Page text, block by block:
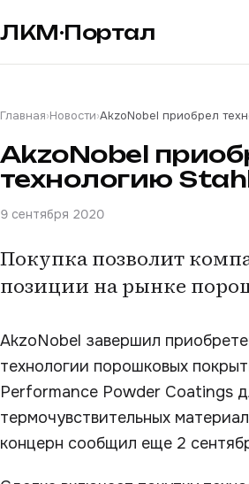
ЛКМ·Портал
Главная›Новости›AkzoNobel приобрел
AkzoNobel
технологию
9 сентября 2020
Покупка позволит
позиции на рынке
AkzoNobel завершил
технологии порошковых
Performance Powder Coatings
термочувствительных
концерн сообщил еще 2